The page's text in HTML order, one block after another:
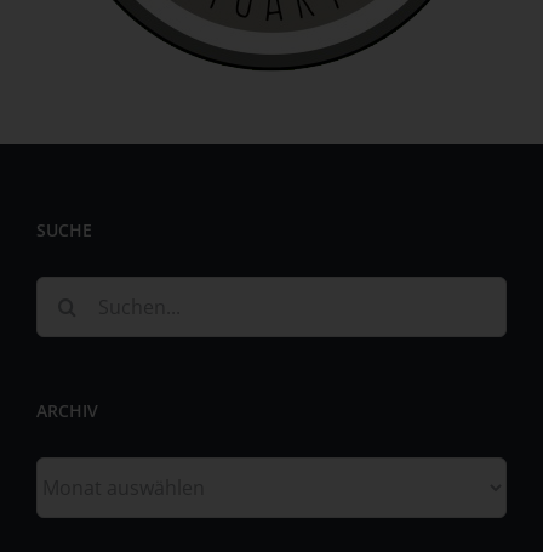
SUCHE
nach:
ARCHIV
personenbezogenen Daten wie das Erheben, das
Erfassen, die Organisation, das Ordnen, die Speicherung,
die Anpassung oder Veränderung, das Auslesen, das
Bereitstellung, den Abgleich oder die Verknüpfung, die
gespeicherter personenbezogener Daten mit dem Ziel,
e) Profiling
personenbezogener Daten, die darin besteht, dass diese
um Aspekte bezüglich Arbeitsleistung, wirtschaftlicher